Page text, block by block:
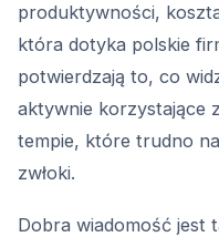
produktywności,
która dotyka polskie
potwierdzają to, co
aktywnie korzystające
tempie, które trudno
zwłoki.
Dobra wiadomość jest